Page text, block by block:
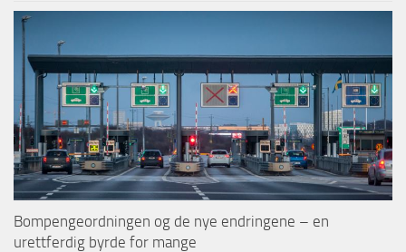
Bompengeordningen og de nye endringene – en
urettferdig byrde for mange